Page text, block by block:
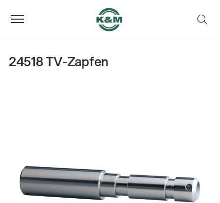
24518 TV-Zapfen